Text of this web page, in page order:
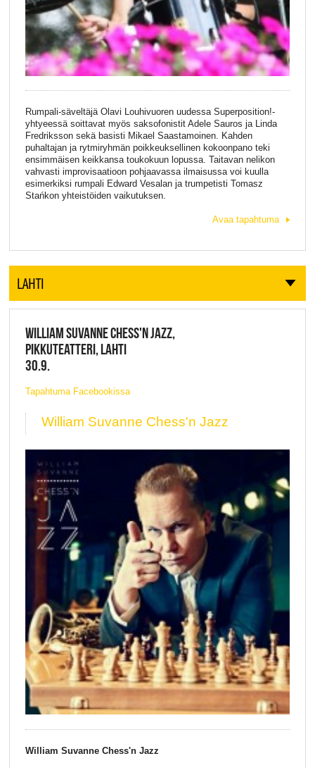
Rumpali-säveltäjä Olavi Louhivuoren uudessa Superposition!-
yhtyeessä soittavat myös saksofonistit Adele Sauros ja Linda
Fredriksson sekä basisti Mikael Saastamoinen. Kahden
puhaltajan ja rytmiryhmän poikkeuksellinen kokoonpano teki
ensimmäisen keikkansa toukokuun lopussa. Taitavan nelikon
vahvasti improvisaatioon pohjaavassa ilmaisussa voi kuulla
esimerkiksi rumpali Edward Vesalan ja trumpetisti Tomasz
Stańkon yhteistöiden vaikutuksen.
Avaa tapahtuma
LAHTI
WILLIAM SUVANNE CHESS'N JAZZ,
PIKKUTEATTERI, LAHTI
30.9.
Tapahtuma Facebookissa
William Suvanne Chess'n Jazz
William Suvanne Chess'n Jazz